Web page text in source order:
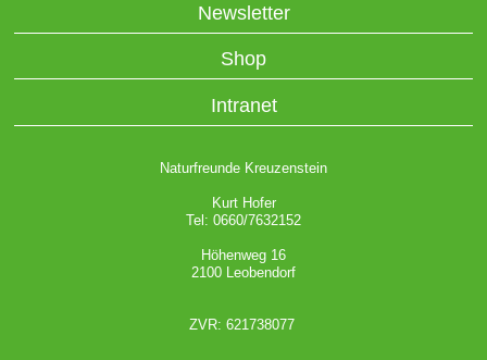
Newsletter
Shop
Intranet
Naturfreunde Kreuzenstein
Kurt Hofer
Tel: 0660/7632152
Höhenweg 16
2100 Leobendorf
ZVR: 621738077